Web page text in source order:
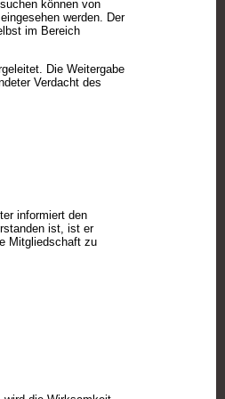
können von
werden. Der
im Bereich
Die Weitergabe
Verdacht des
informiert den
ist, ist er
Mitgliedschaft zu